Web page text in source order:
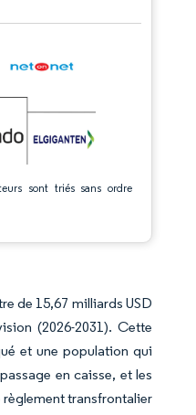
sont triés sans ordre
une attribution sous CC BY 4.0.
de 15,67 milliards USD
(2026-2031). Cette
et une population qui
en caisse, et les
règlement transfrontalier